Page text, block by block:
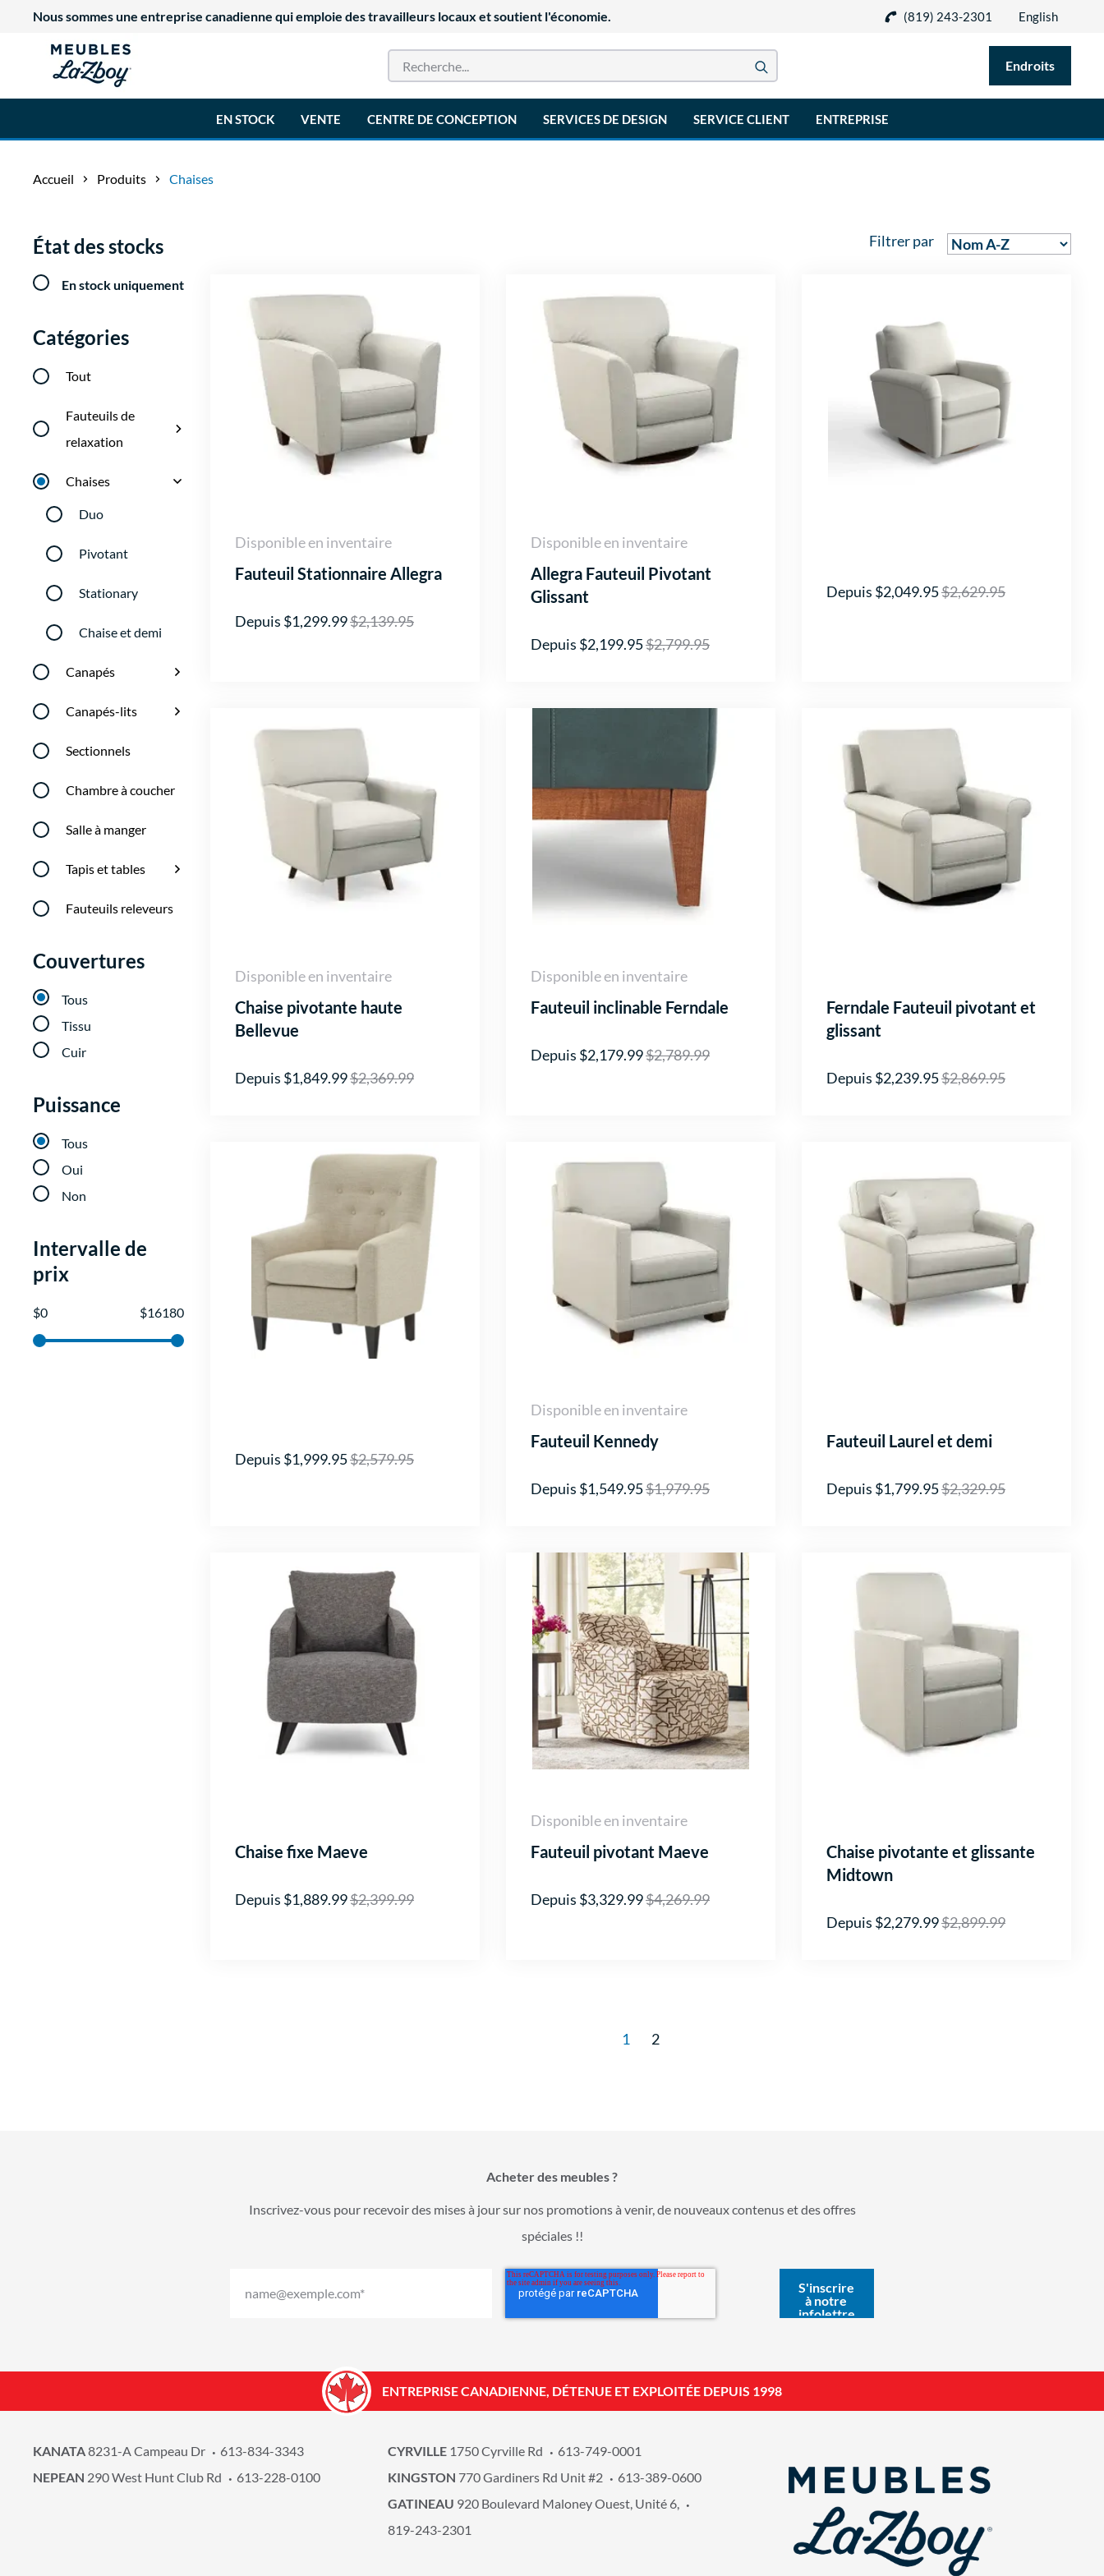
Nous sommes une entreprise canadienne qui emploie des travailleurs locaux et soutient l'économie. (819) 243-2301 English
Endroits
EN STOCK VENTE CENTRE DE CONCEPTION SERVICES DE DESIGN SERVICE CLIENT ENTREPRISE
Accueil Produits Chaises
État des stocks
En stock uniquement
Catégories
Tout
Fauteuils de
relaxation
Chaises
Duo
Pivotant
Stationary
Chaise et demi
Canapés
Canapés-lits
Sectionnels
Chambre à coucher
Salle à manger
Tapis et tables
Fauteuils releveurs
Couvertures
Tous
Tissu
Cuir
Puissance
Tous
Oui
Non
Intervalle de
prix
$0 $16180
Filtrer par
Disponible en inventaire
Fauteuil Stationnaire Allegra
Depuis $1,299.99$2,139.95
Disponible en inventaire
Allegra Fauteuil Pivotant
Glissant
Depuis $2,199.95$2,799.95
Depuis $2,049.95$2,629.95
Disponible en inventaire
Chaise pivotante haute
Bellevue
Depuis $1,849.99$2,369.99
Disponible en inventaire
Fauteuil inclinable Ferndale
Depuis $2,179.99$2,789.99
Ferndale Fauteuil pivotant et
glissant
Depuis $2,239.95$2,869.95
Depuis $1,999.95$2,579.95
Disponible en inventaire
Fauteuil Kennedy
Depuis $1,549.95$1,979.95
Fauteuil Laurel et demi
Depuis $1,799.95$2,329.95
Chaise fixe Maeve
Depuis $1,889.99$2,399.99
Disponible en inventaire
Fauteuil pivotant Maeve
Depuis $3,329.99$4,269.99
Chaise pivotante et glissante
Midtown
Depuis $2,279.99$2,899.99
1 2
Acheter des meubles ?
Inscrivez-vous pour recevoir des mises à jour sur nos promotions à venir, de nouveaux contenus et des offres
spéciales !!
ENTREPRISE CANADIENNE, DÉTENUE ET EXPLOITÉE DEPUIS 1998
KANATA8231-A Campeau Dr
613-834-3343
NEPEAN 290 West Hunt Club Rd 613-228-0100
CYRVILLE 1750 Cyrville Rd
613-749-0001
KINGSTON 770 Gardiners Rd Unit #2
613-389-0600
GATINEAU 920 Boulevard Maloney Ouest, Unité 6,
819-243-2301